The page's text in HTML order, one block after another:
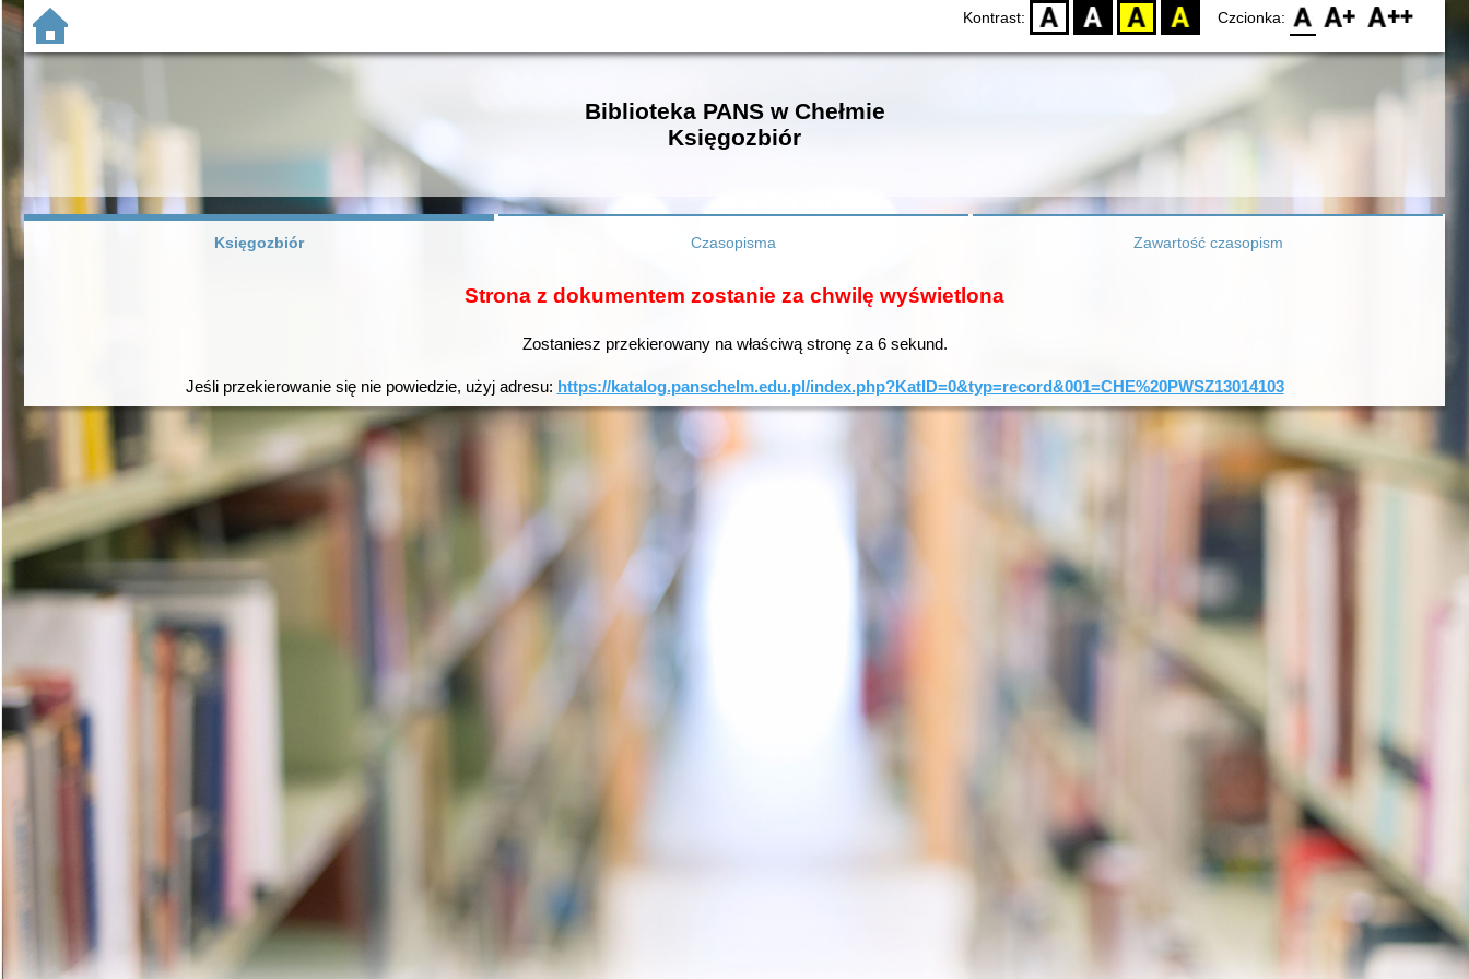
Kontrast: D BW YB BY Czcionka: F0 F1 F2
Biblioteka PANS w Chełmie
Księgozbiór
Księgozbiór Czasopisma Zawartość czasopism
Strona z dokumentem zostanie za chwilę wyświetlona
Zostaniesz przekierowany na właściwą stronę za 6sekund.
Jeśli przekierowanie się nie powiedzie, użyj adresu: https://katalog.panschelm.edu.pl/index.php?KatID=0&typ=record&001=CHE%20PWSZ13014103